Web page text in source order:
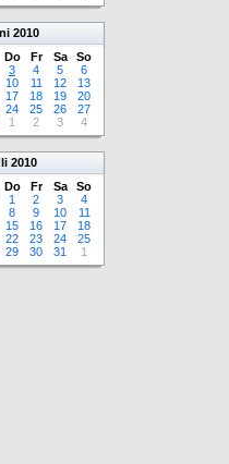
2010
Do Fr Sa
So
3 4 5
6
10 11 12
13
17 18 19
20
24 25 26
27
1 2 3 4
2010
Do Fr Sa
So
1 2 3
4
8 9 10
11
15 16 17
18
22 23 24
25
29 30 31 1